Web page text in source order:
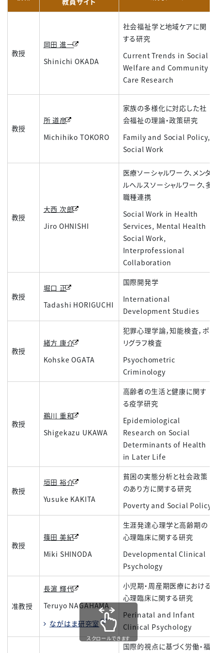
教授
岡田 進一
Shinichi OKADA
社会福祉学と地域ケアに関
する研究
Current Trends in Social
Welfare and Community
Care Research
教授
所 道彦
Michihiko TOKORO
家族の多様化に対応した社
会福祉の理論・政策研究
Family and Social Policy,
Social Work
教授
大西 次郎
Jiro OHNISHI
医療ソーシャルワーク、メンタ
ルヘルスソーシャルワーク、多
職種連携
Social Work in Health
Services, Mental Health
Social Work,
Interprofessional
Collaboration
教授
堀口 正
Tadashi HORIGUCHI
国際開発学
International
Development Studies
教授
緒方 康介
Kohske OGATA
犯罪心理学論，知能検査，ポ
リグラフ検査
Psyochometric
Criminology
教授
鵜川 重和
Shigekazu UKAWA
高齢者の生活と健康に関す
る疫学研究
Epidemiological
Research on Social
Determinants of Health
in Later Life
教授
垣田 裕介
Yusuke KAKITA
貧困の実態分析と社会政策
のあり方に関する研究
Poverty and Social Policy
教授
篠田 美紀
Miki SHINODA
生涯発達心理学と高齢期の
心理臨床に関する研究
Developmental Clinical
Psychology
准教授
長濵 輝代
Teruyo NAGAHAMA
ながはま研究室
小児期・周産期医療における
心理臨床に関する研究
Perinatal and Infant
Clinical Psychology
国際的視点に基づく労働・福
スクロールできます